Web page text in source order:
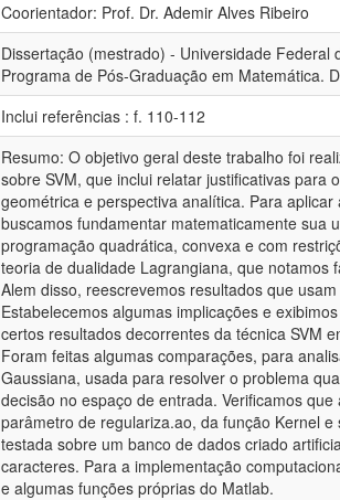
Coorientador: Prof. Dr. Ademir Alves Ribeiro
Dissertação (mestrado) - Universidade Federal
Programa de Pós-Graduação em Matemática.
Inclui referências : f. 110-112
Resumo: O objetivo geral deste trabalho foi
sobre SVM, que inclui relatar justificativas para
geométrica e perspectiva analítica. Para
buscamos fundamentar matematicamente sua
programação quadrática, convexa e com
teoria de dualidade Lagrangiana, que notamos
Alem disso, reescrevemos resultados que
Estabelecemos algumas implicações e
certos resultados decorrentes da técnica SVM
Foram feitas algumas comparações, para
Gaussiana, usada para resolver o problema
decisão no espaço de entrada. Verificamos
parâmetro de regulariza.ao, da função Kernel
testada sobre um banco de dados criado
caracteres. Para a implementação
e algumas funções próprias do Matlab.